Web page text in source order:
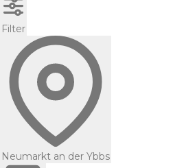
Filter
Neumarkt an der Ybbs